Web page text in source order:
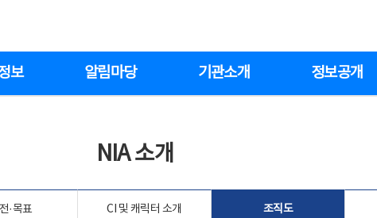
보 알림마당 기관소개 정보공개
NIA 소개
·목표 CI 및 캐릭터 소개 조직도